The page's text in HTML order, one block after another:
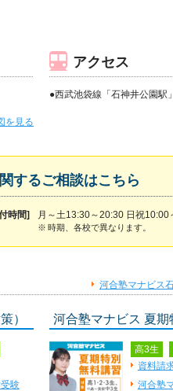
を見る
アクセス
●西武池袋線「石神井公園駅
するご相談はこちら
時間] 月～土13:30～20:30 日祝10:00
※ 時期、各校で異なります。
河合塾マナビス
）
験
河合塾マナビス 夏期
高3生
資料請
河合塾